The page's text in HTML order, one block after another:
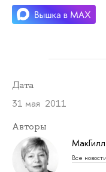
Дата
31 мая 2011
Авторы
Все